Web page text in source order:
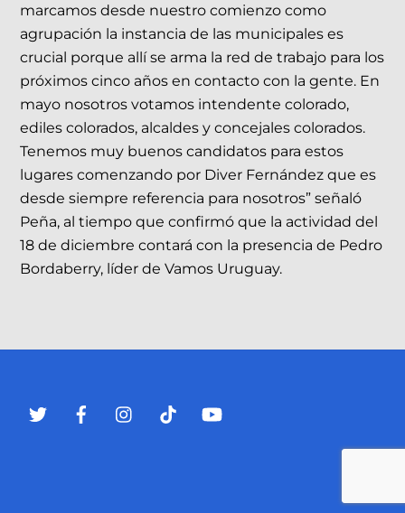
marcamos desde nuestro comienzo como
agrupación la instancia de las municipales es
crucial porque allí se arma la red de trabajo para los
próximos cinco años en contacto con la gente. En
mayo nosotros votamos intendente colorado,
ediles colorados, alcaldes y concejales colorados.
Tenemos muy buenos candidatos para estos
lugares comenzando por Diver Fernández que es
desde siempre referencia para nosotros” señaló
Peña, al tiempo que confirmó que la actividad del
18 de diciembre contará con la presencia de Pedro
Bordaberry, líder de Vamos Uruguay.